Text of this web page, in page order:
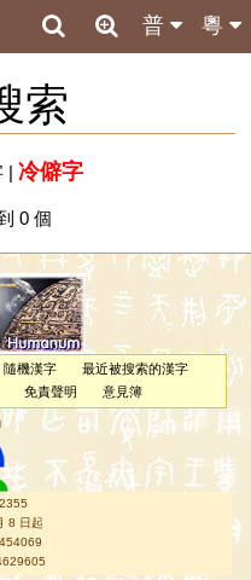
粵
普
索
| 冷僻字
0 個
隨機漢字
最近被搜索的漢字
免責聲明 意見簿
）
8 日起